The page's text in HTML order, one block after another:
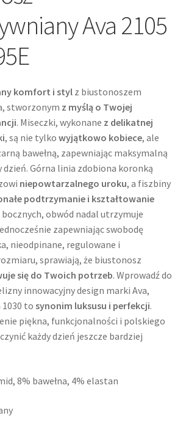
Ava 2105
komfort i stylz biustonoszem
stworzonym z myślą o Twojej
. Miseczki, wykonane z delikatnej
, są nie tylko wyjątkowo kobiece, ale
bawełną, zapewniając maksymalną
dzień. Górna linia zdobiona koronką
niepowtarzalnego uroku, a fiszbiny
podtrzymanie i kształtowanie
obwód nadal utrzymuje
zapewniając swobodę
nieodpinane, regulowane i
sprawiają, że biustonosz
się do Twoich potrzeb. Wprowadź do
innowacyjny design marki Ava,
to synonim luksusu i perfekcji.
piękna, funkcjonalności i polskiego
każdy dzień jeszcze bardziej
8% bawełna, 4% elastan